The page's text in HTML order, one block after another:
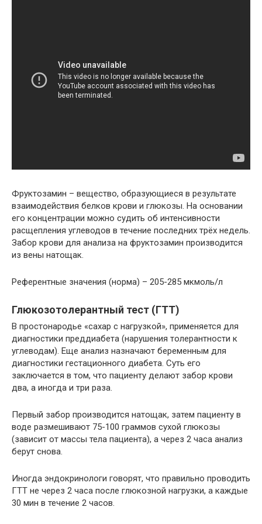
Фруктозамин – вещество, образующиеся в результате
взаимодействия белков крови и глюкозы. На основании
его концентрации можно судить об интенсивности
расщепления углеводов в течение последних трёх недель.
Забор крови для анализа на фруктозамин производится
из вены натощак.
Референтные значения (норма) – 205-285 мкмоль/л
Глюкозотолерантный тест (ГТТ)
В простонародье «сахар с нагрузкой», применяется для
диагностики преддиабета (нарушения толерантности к
углеводам). Еще анализ назначают беременным для
диагностики гестационного диабета. Суть его
заключается в том, что пациенту делают забор крови
два, а иногда и три раза.
Первый забор производится натощак, затем пациенту в
воде размешивают 75-100 граммов сухой глюкозы
(зависит от массы тела пациента), а через 2 часа анализ
берут снова.
Иногда эндокринологи говорят, что правильно проводить
ГТТ не через 2 часа после глюкозной нагрузки, а каждые
30 мин в течение 2 часов.